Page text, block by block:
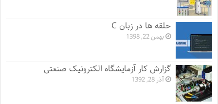
حلقه ها در زبان C
بهمن 22, 1398
گزارش کار آزمایشگاه الکترونیک صنعتی
آذر 28, 1392